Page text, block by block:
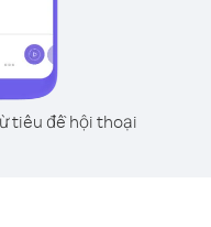
tiêu đề hội thoại